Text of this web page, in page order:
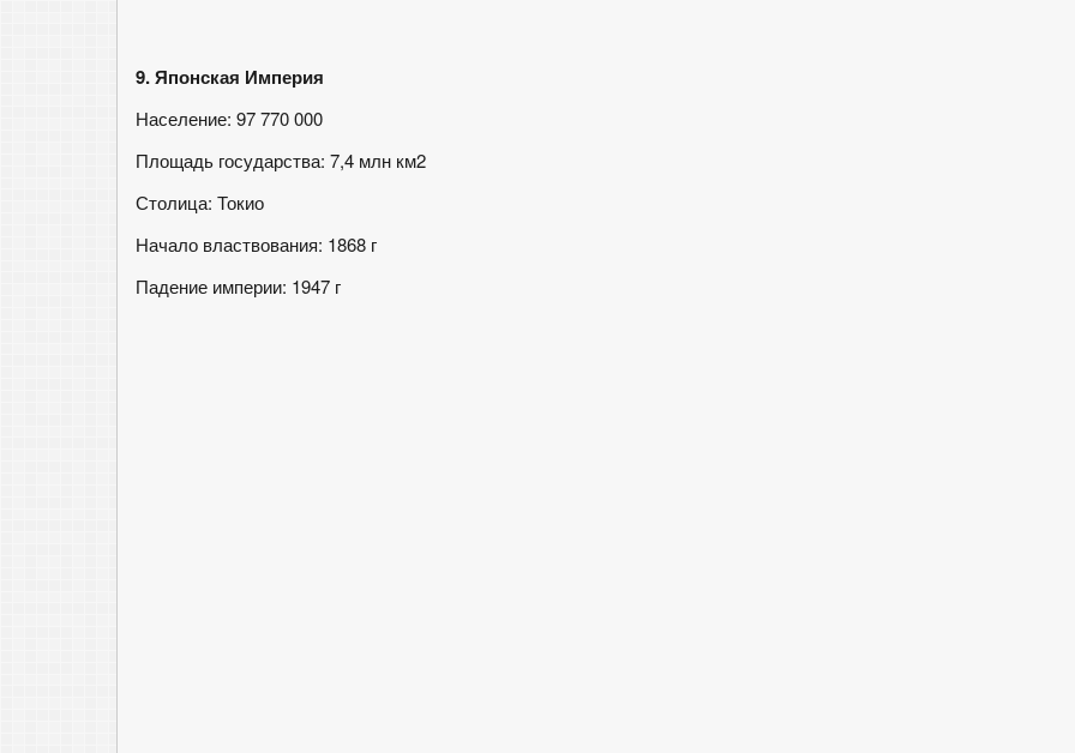
9. Японская Империя
Население: 97 770 000
Площадь государства: 7,4 млн км2
Столица: Токио
Начало властвования: 1868 г
Падение империи: 1947 г